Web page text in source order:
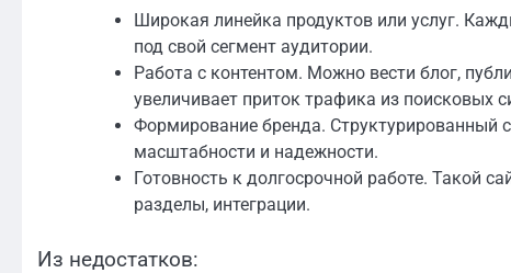
Широкая линейка продуктов или услуг.
под свой сегмент аудитории.
Работа с контентом. Можно вести блог,
увеличивает приток трафика из поисковых
Формирование бренда. Структурированный
масштабности и надежности.
Готовность к долгосрочной работе. Такой
разделы, интеграции.
Из недостатков: